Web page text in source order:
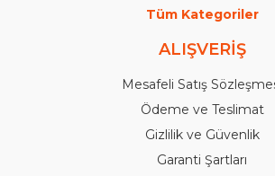
Tüm Kategoriler
ALIŞVERİŞ
Mesafeli Satış
Ödeme ve Teslimat
Gizlilik ve Güvenlik
Garanti Şartları